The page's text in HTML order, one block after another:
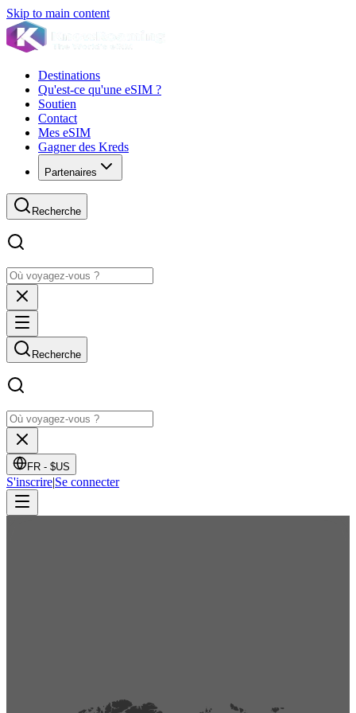
Skip to main content
Destinations
Qu'est-ce qu'une eSIM ?
Soutien
Contact
Mes eSIM
Gagner des Kreds
Partenaires
Recherche
Recherche
FR - $US
S'inscrire|Se connecter